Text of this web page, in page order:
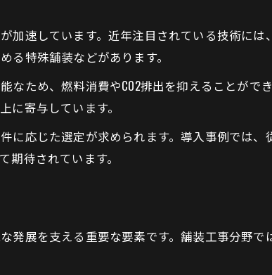
化目指した舗装工事のポイント
装工事によるCO2削減の具体的取り組み
炭素化を支える舗装工事の資材選び
装工事の省エネ機械活用の効果とは
装工事で低炭素社会実現に貢献する方法
装工事現場でのエネルギー管理の工夫
速しています。近年注目されている技術には
る特殊舗装などがあります。
ため、燃料消費やCO2排出を抑えることがで
寄与しています。
に応じた選定が求められます。導入事例では、
待されています。
発展を支える重要な要素です。舗装工事分野